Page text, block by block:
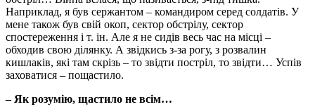
Наприклад, я був сержантом – командиром серед солдатів. У
мене також був свій окоп, сектор обстрілу, сектор
спостереження і т. ін. Але я не сидів весь час на місці –
обходив свою ділянку. А звідкись з-за рогу, з розвалин
кишлаків, які там скрізь – то звідти постріл, то звідти… Успів
заховатися – пощастило.
– Як розумію, щастило не всім…